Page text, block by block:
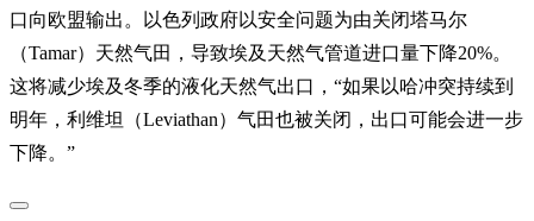
口向欧盟输出。以色列政府以安全问题为由关闭塔马尔
（Tamar）天然气田，导致埃及天然气管道进口量下降20%。
这将减少埃及冬季的液化天然气出口，“如果以哈冲突持续到
明年，利维坦（Leviathan）气田也被关闭，出口可能会进一步
下降。”